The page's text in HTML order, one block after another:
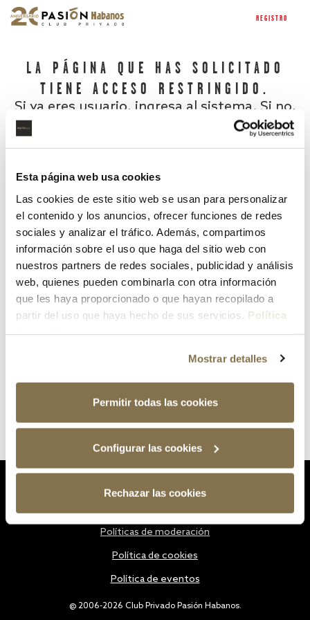
Esta página web usa cookies
Las cookies de este sitio web se usan para personalizar
el contenido y los anuncios, ofrecer funciones de redes
sociales y analizar el tráfico. Además, compartimos
información sobre el uso que haga del sitio web con
nuestros partners de redes sociales, publicidad y análisis
web, quienes pueden combinarla con otra información
que les haya proporcionado o que hayan recopilado a
partir del uso que haya hecho de sus servicios. Política
Mostrar detalles
Permitir todas las cookies
Configurar las cookies
Rechazar las cookies
REGISTRO
LA PÁGINA QUE HAS SOLICITADO
TIENE ACCESO RESTRINGIDO.
Si ya eres usuario, ingresa al sistema. Si no,
¿Has olvidado tu contraseña?
@ 2006-2026 Club Privado Pasión Habanos.
Políticas de moderación
Política de cookies
Política de eventos